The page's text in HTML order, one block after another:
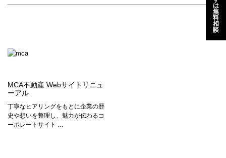
MCA不動産 Webサイトリニュ
ーアル
丁寧なヒアリングをもとに企業の歴
史や想いを整理し、魅力が伝わるコ
ーポレートサイト …
は
無
料
相
談